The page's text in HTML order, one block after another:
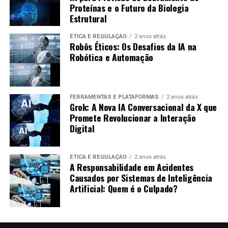
Crescimento Rápido:
Conteúdo Engajador:Os ouvintes se sentiram
conectados, levando a uma alta taxa de interação.
Baixo Custo de Produção:
manter os custos baixos ao usar IA para
automatizar a produção.
Dicas para Começar a Usar IA na
Produção de Podcasts
Para quem deseja iniciar, aqui estão algumas dicas:
Pesquise Ferramentas:Encontre as melhores
ferramentas que se adequem ao seu estilo e
Proteínas e o Futuro da Biologia
Estrutural
ÉTICA E REGULAÇÃO 2 anos atrás
Robôs Éticos: Os Desafios da IA na
Robótica e Automação
FERRAMENTAS E PLATAFORMAS 2 anos atrás
Grok: A Nova IA Conversacional da X que
Promete Revolucionar a Interação
Digital
ÉTICA E REGULAÇÃO 2 anos atrás
A Responsabilidade em Acidentes
Causados por Sistemas de Inteligência
Artificial: Quem é o Culpado?